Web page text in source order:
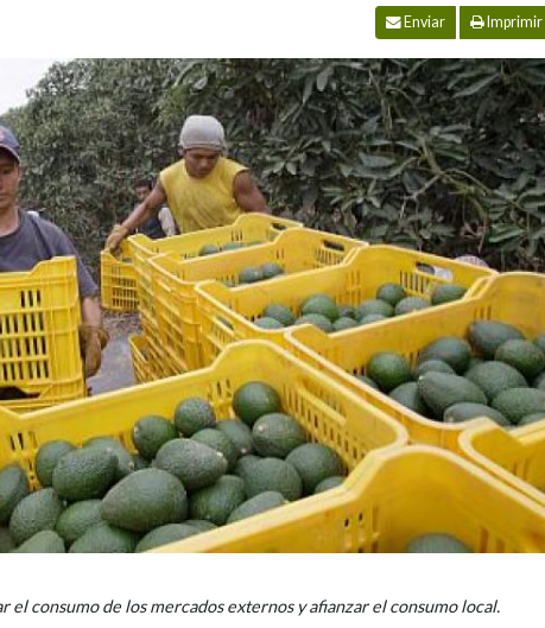
Enviar Imprimir
consumo de los mercados externos y afianzar el consumo local.